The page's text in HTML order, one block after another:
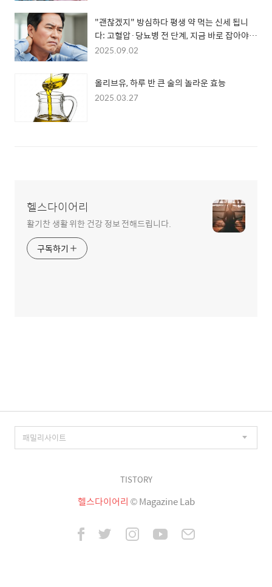
"괜찮겠지" 방심하다 평생 약 먹는 신세 됩니
다: 고혈압·당뇨병 전 단계, 지금 바로 잡아야
하는 이유
2025.09.02
올리브유, 하루 반 큰 술의 놀라운 효능
2025.03.27
헬스다이어리
활기찬 생활 위한 건강 정보 전해드립니다.
구독하기
TISTORY
헬스다이어리 © Magazine Lab